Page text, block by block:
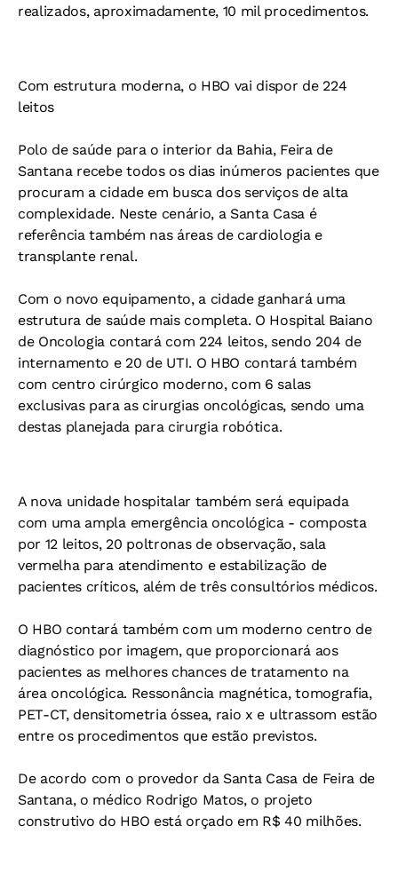
realizados, aproximadamente, 10 mil procedimentos.
Com estrutura moderna, o HBO vai dispor de 224
leitos
Polo de saúde para o interior da Bahia, Feira de
Santana recebe todos os dias inúmeros pacientes que
procuram a cidade em busca dos serviços de alta
complexidade. Neste cenário, a Santa Casa é
referência também nas áreas de cardiologia e
transplante renal.
Com o novo equipamento, a cidade ganhará uma
estrutura de saúde mais completa. O Hospital Baiano
de Oncologia contará com 224 leitos, sendo 204 de
internamento e 20 de UTI. O HBO contará também
com centro cirúrgico moderno, com 6 salas
exclusivas para as cirurgias oncológicas, sendo uma
destas planejada para cirurgia robótica.
A nova unidade hospitalar também será equipada
com uma ampla emergência oncológica - composta
por 12 leitos, 20 poltronas de observação, sala
vermelha para atendimento e estabilização de
pacientes críticos, além de três consultórios médicos.
O HBO contará também com um moderno centro de
diagnóstico por imagem, que proporcionará aos
pacientes as melhores chances de tratamento na
área oncológica. Ressonância magnética, tomografia,
PET-CT, densitometria óssea, raio x e ultrassom estão
entre os procedimentos que estão previstos.
De acordo com o provedor da Santa Casa de Feira de
Santana, o médico Rodrigo Matos, o projeto
construtivo do HBO está orçado em R$ 40 milhões.